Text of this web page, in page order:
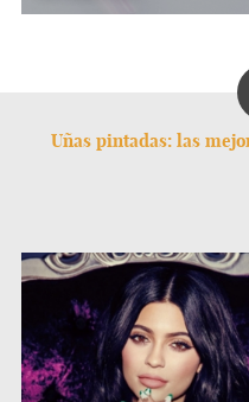
Uñas pintadas: las